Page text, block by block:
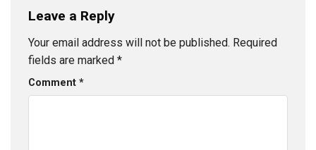
Leave a Reply
Your email address will not be published. Required
fields are marked *
Comment *